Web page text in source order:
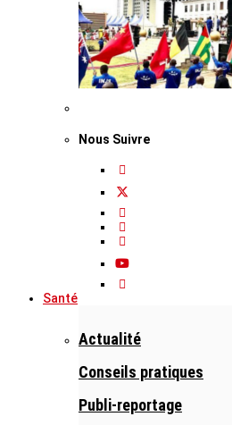
Nous Suivre
Santé
Actualité
Conseils pratiques
Publi-reportage